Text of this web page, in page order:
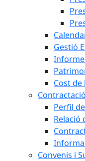
Gestió
Cost
Contractació
Perfil
Relació
Convenis i